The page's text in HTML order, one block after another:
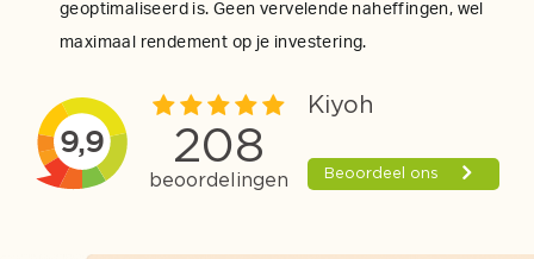
geoptimaliseerd is. Geen vervelende naheffingen, wel
maximaal rendement op je investering.